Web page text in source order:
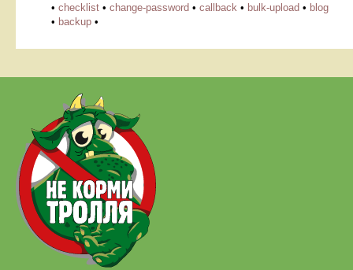
• checklist • change-password • callback • bulk-upload • blog
• backup •